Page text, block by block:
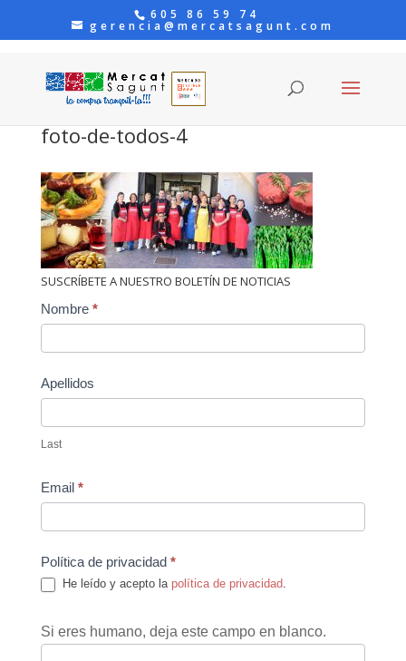
605 86 59 74
gerencia@mercatsagunt.com
foto-de-todos-4
SUSCRÍBETE A NUESTRO BOLETÍN DE NOTICIAS
Contact
Nombre *
Apellidos
Last
Email *
Política de privacidad *
He leído y acepto la política de privacidad.
Si eres humano, deja este campo en blanco.